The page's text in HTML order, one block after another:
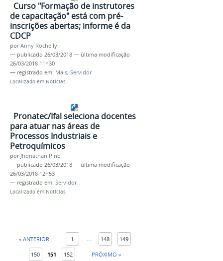
Curso "Formação de instrutores
de capacitação" está com pré-
inscrições abertas; informe é da
CDCP
porAnny Rochelly
— publicado 26/03/2018 — última modificação
26/03/2018 11h30
— registrado em: Mais, Servidor
Localizado em Notícias
Pronatec/Ifal seleciona docentes
para atuar nas áreas de
Processos Industriais e
Petroquímicos
por Jhonathan Pino
— publicado 26/03/2018 — última modificação
26/03/2018 12h53
— registrado em: Servidor
Localizado em Notícias
« ANTERIOR 1 148 149
150 151 152 PRÓXIMO »